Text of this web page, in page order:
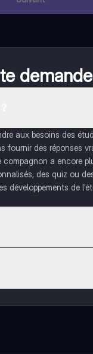
aux besoins des
fournir des réponses
a encore
des quiz ou
développements de
réviser sans limites!